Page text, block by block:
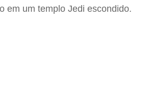
em um templo Jedi escondido.